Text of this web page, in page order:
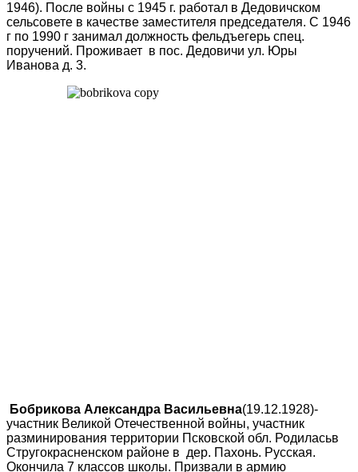
1946). После войны с 1945 г. работал в Дедовичском
сельсовете в качестве заместителя председателя. С 1946
г по 1990 г занимал должность фельдъегерь спец.
поручений. Проживает в пос. Дедовичи ул. Юры
Иванова д. 3.
Бобрикова Александра Васильевна(19.12.1928)-
участник Великой Отечественной войны, участник
разминирования территории Псковской обл. Родиласьв
Стругокрасненском районе в дер. Пахонь. Русская.
Окончила 7 классов школы. Призвали в армию